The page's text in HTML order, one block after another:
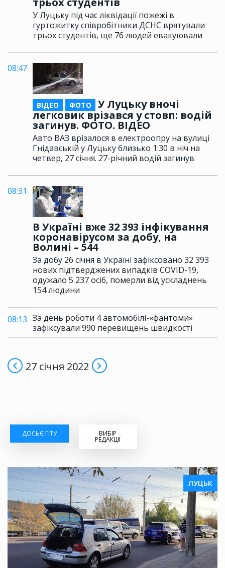
ДОСЬЄ ГІТУ ВИБІР
РЕДАКЦІЇ
ЛУЦЬК
У Луцьку під час ліквідації пожежі в
гуртожитку співробітники ДСНС врятували
трьох студентів, ще 76 людей евакуювали
08:47
ВІДЕО ФОТО
У Луцьку вночі
легковик врізався у стовп: водій
загинув. ФОТО. ВІДЕО
Авто ВАЗ врізалося в електроопру на вулиці
Гнідавській у Луцьку близько 1:30 в ніч на
четвер, 27 січня. 27-річний водій загинув
08:31
В Україні вже 32 393 інфікування
коронавірусом за добу, на
Волині – 544
За добу 26 січня в Україні зафіксовано 32 393
нових підтверджених випадків COVID-19,
одужало 5 237 осіб, померли від ускладнень
154 людини
08:13 За день роботи 4 автомобілі-«фантоми»
зафіксували 990 перевищень швидкості
27 січня 2022